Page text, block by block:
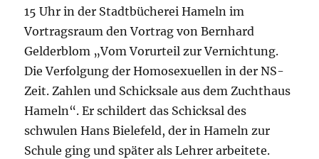
15 Uhr in der Stadtbücherei Hameln im
Vortragsraum den Vortrag von Bernhard
Gelderblom „Vom Vorurteil zur Vernichtung.
Die Verfolgung der Homosexuellen in der NS-
Zeit. Zahlen und Schicksale aus dem Zuchthaus
Hameln“. Er schildert das Schicksal des
schwulen Hans Bielefeld, der in Hameln zur
Schule ging und später als Lehrer arbeitete.